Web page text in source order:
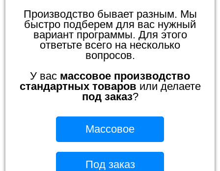
Производство бывает разным. Мы
быстро подберем для вас нужный
вариант программы. Для этого
ответьте всего на несколько
вопросов.
У вас массовое производство
стандартных товаров или делаете
под заказ?
Массовое
Под заказ